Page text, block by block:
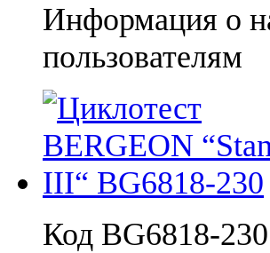
Информация о
пользователям
Код BG6818-230